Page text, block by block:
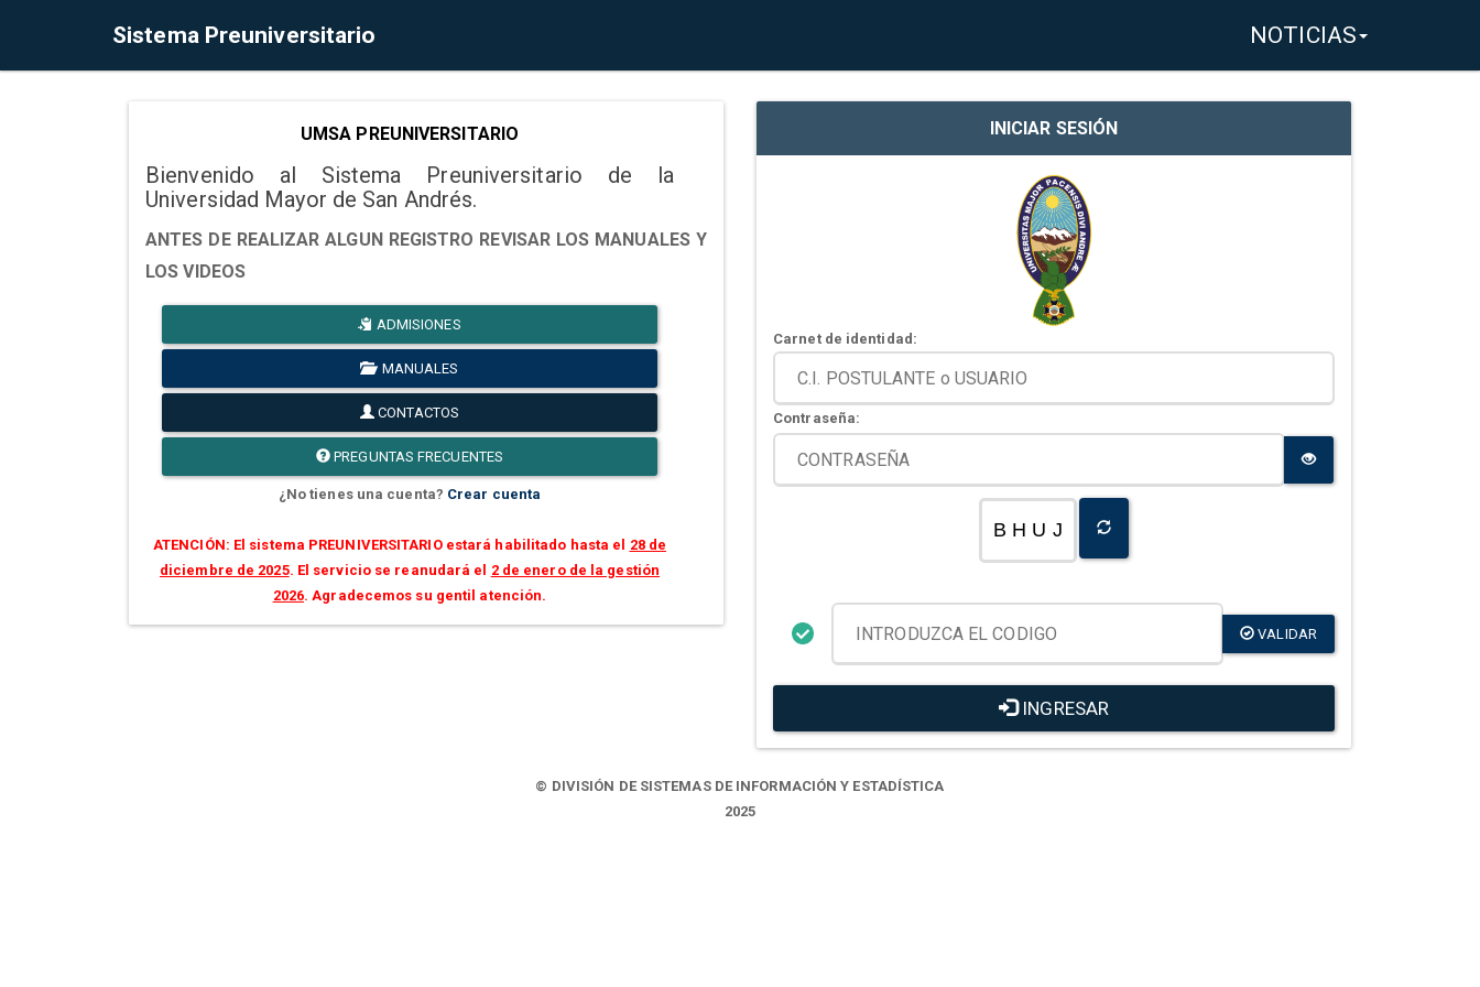
Sistema Preuniversitario NOTICIAS
UMSA PREUNIVERSITARIO
Bienvenido al Sistema Preuniversitario de la
Universidad Mayor de San Andrés.
ANTES DE REALIZAR ALGUN REGISTRO REVISAR LOS MANUALES Y
LOS VIDEOS
ADMISIONES
MANUALES
CONTACTOS
PREGUNTAS FRECUENTES
¿No tienes una cuenta? Crear cuenta
ATENCIÓN: El sistema PREUNIVERSITARIO estará habilitado hasta el 28 de
diciembre de 2025. El servicio se reanudará el 2 de enero de la gestión
2026. Agradecemos su gentil atención.
INICIAR SESIÓN
Carnet de identidad:
Contraseña:
B H U J
VALIDAR
INGRESAR
© DIVISIÓN DE SISTEMAS DE INFORMACIÓN Y ESTADÍSTICA
2025